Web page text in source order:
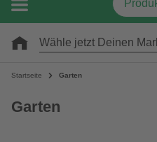
Wähle jetzt Deinen
Startseite Garten
Garten